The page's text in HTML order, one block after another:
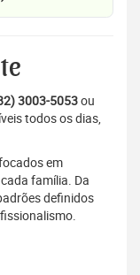
3003-5053ou
todos os dias,
em
família. Da
definidos